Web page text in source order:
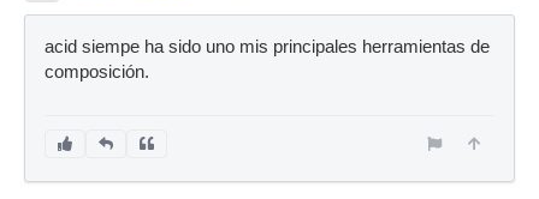
acid siempe ha sido uno mis principales herramientas de
composición.